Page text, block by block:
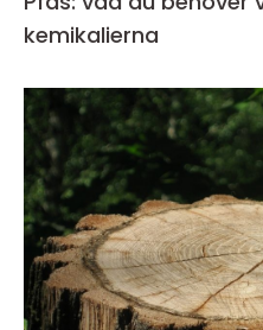
kemikalierna